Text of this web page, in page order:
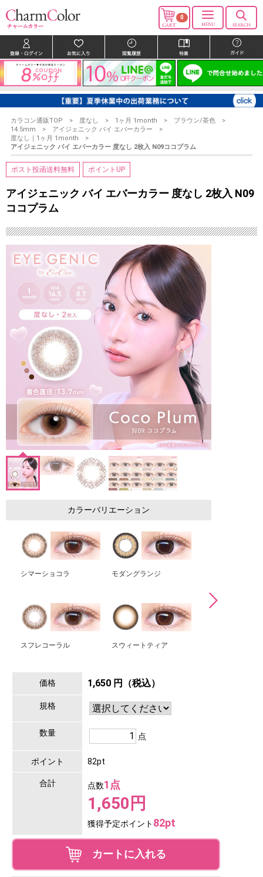
0
カラコン通販TOP 度なし 1ヶ月 1month
ブラウン/茶色
14.5mm
アイジェニック バイ エバーカラー
度なし｜1ヶ月 1month
アイジェニック バイ エバーカラー 度なし 2枚入 N09ココプラム
ポスト投函送料無料 ポイントUP
アイジェニック バイ エバーカラー 度なし 2枚入 N09
ココプラム
カラーバリエーション
シマーショコラ モダングランジ
スフレコーラル スウィートティア
価格 1,650 円（税込）
規格
数量 点
ポイント 82pt
合計 点数1点
1,650円
獲得予定ポイント 82pt
カートに入れる